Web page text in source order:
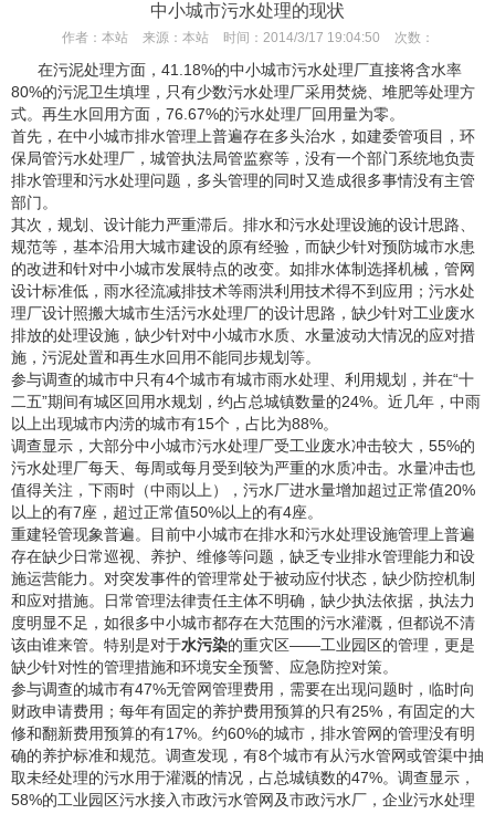
中小城市污水处理的现状
作者： 本站 来源： 本站 时间： 2014/3/17 19:04:50 次数：
在污泥处理方面，41.18%的中小城市污水处理厂直接将含水率
80%的污泥卫生填埋，只有少数污水处理厂采用焚烧、堆肥等处理方
式。再生水回用方面，76.67%的污水处理厂回用量为零。
首先，在中小城市排水管理上普遍存在多头治水，如建委管项目，环
保局管污水处理厂，城管执法局管监察等，没有一个部门系统地负责
排水管理和污水处理问题，多头管理的同时又造成很多事情没有主管
部门。
其次，规划、设计能力严重滞后。排水和污水处理设施的设计思路、
规范等，基本沿用大城市建设的原有经验，而缺少针对预防城市水患
的改进和针对中小城市发展特点的改变。如排水体制选择机械，管网
设计标准低，雨水径流减排技术等雨洪利用技术得不到应用；污水处
理厂设计照搬大城市生活污水处理厂的设计思路，缺少针对工业废水
排放的处理设施，缺少针对中小城市水质、水量波动大情况的应对措
施，污泥处置和再生水回用不能同步规划等。
参与调查的城市中只有4个城市有城市雨水处理、利用规划，并在“十
二五”期间有城区回用水规划，约占总城镇数量的24%。近几年，中雨
以上出现城市内涝的城市有15个，占比为88%。
调查显示，大部分中小城市污水处理厂受工业废水冲击较大，55%的
污水处理厂每天、每周或每月受到较为严重的水质冲击。水量冲击也
值得关注，下雨时（中雨以上），污水厂进水量增加超过正常值20%
以上的有7座，超过正常值50%以上的有4座。
重建轻管现象普遍。目前中小城市在排水和污水处理设施管理上普遍
存在缺少日常巡视、养护、维修等问题，缺乏专业排水管理能力和设
施运营能力。对突发事件的管理常处于被动应付状态，缺少防控机制
和应对措施。日常管理法律责任主体不明确，缺少执法依据，执法力
度明显不足，如很多中小城市都存在大范围的污水灌溉，但都说不清
该由谁来管。特别是对于水污染的重灾区——工业园区的管理，更是
缺少针对性的管理措施和环境安全预警、应急防控对策。
参与调查的城市有47%无管网管理费用，需要在出现问题时，临时向
财政申请费用；每年有固定的养护费用预算的只有25%，有固定的大
修和翻新费用预算的有17%。约60%的城市，排水管网的管理没有明
确的养护标准和规范。调查发现，有8个城市有从污水管网或管渠中抽
取未经处理的污水用于灌溉的情况，占总城镇数的47%。调查显示，
58%的工业园区污水接入市政污水管网及市政污水厂，企业污水处理